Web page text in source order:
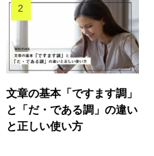
文章の基本「ですます調」
と「だ・である調」の違い
と正しい使い方